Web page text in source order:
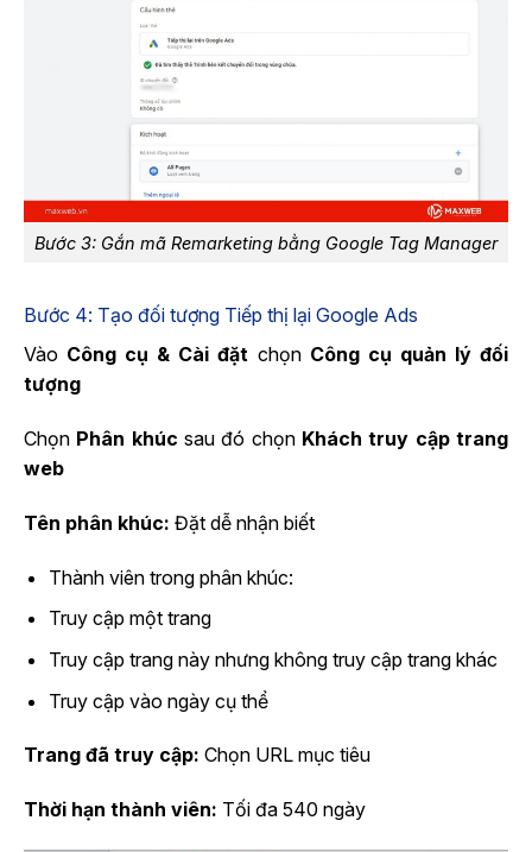
Bước 3: Gắn mã Remarketing bằng Google Tag Manager
Bước 4: Tạo đối tượng Tiếp thị lại Google Ads
Vào Công cụ & Cài đặt chọn Công cụ quản lý đối
tượng
Chọn Phân khúc sau đó chọn Khách truy cập trang
web
Tên phân khúc: Đặt dễ nhận biết
Thành viên trong phân khúc:
Truy cập một trang
Truy cập trang này nhưng không truy cập trang khác
Truy cập vào ngày cụ thể
Trang đã truy cập: Chọn URL mục tiêu
Thời hạn thành viên: Tối đa 540 ngày